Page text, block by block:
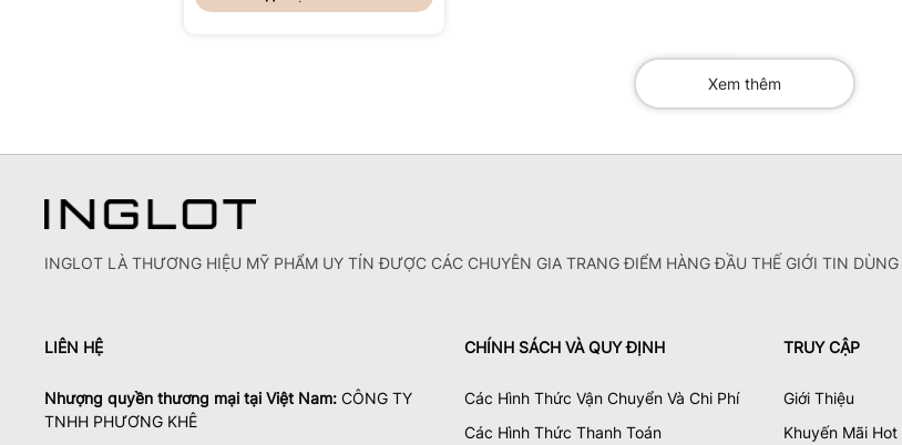
Xem thêm
INGLOT LÀ THƯƠNG HIỆU MỸ PHẨM UY TÍN ĐƯỢC CÁC CHUYÊN GIA TRANG ĐIỂM HÀNG ĐẦU THẾ GIỚI TIN DÙNG
LIÊN HỆ
Nhượng quyền thương mại tại Việt Nam: CÔNG TY
TNHH PHƯƠNG KHÊ
CHÍNH SÁCH VÀ QUY ĐỊNH
Các Hình Thức Vận Chuyển Và Chi Phí
Các Hình Thức Thanh Toán
TRUY CẬP
Giới Thiệu
Khuyến Mãi Hot